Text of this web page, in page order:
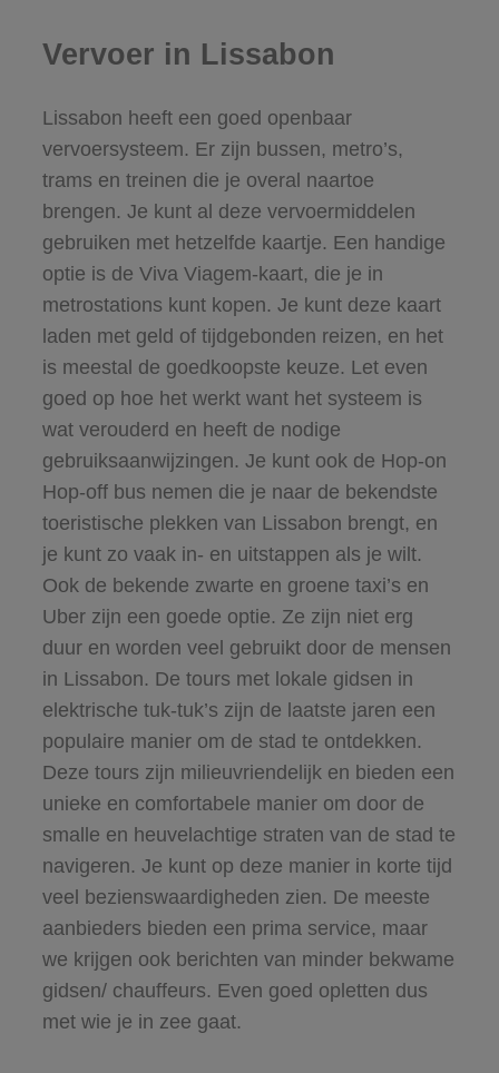
Vervoer in Lissabon
Lissabon heeft een goed openbaar
vervoersysteem. Er zijn bussen, metro’s,
trams en treinen die je overal naartoe
brengen. Je kunt al deze vervoermiddelen
gebruiken met hetzelfde kaartje. Een handige
optie is de Viva Viagem-kaart, die je in
metrostations kunt kopen. Je kunt deze kaart
laden met geld of tijdgebonden reizen, en het
is meestal de goedkoopste keuze. Let even
goed op hoe het werkt want het systeem is
wat verouderd en heeft de nodige
gebruiksaanwijzingen. Je kunt ook de Hop-on
Hop-off bus nemen die je naar de bekendste
toeristische plekken van Lissabon brengt, en
je kunt zo vaak in- en uitstappen als je wilt.
Ook de bekende zwarte en groene taxi’s en
Uber zijn een goede optie. Ze zijn niet erg
duur en worden veel gebruikt door de mensen
in Lissabon. De tours met lokale gidsen in
elektrische tuk-tuk’s zijn de laatste jaren een
populaire manier om de stad te ontdekken.
Deze tours zijn milieuvriendelijk en bieden een
unieke en comfortabele manier om door de
smalle en heuvelachtige straten van de stad te
navigeren. Je kunt op deze manier in korte tijd
veel bezienswaardigheden zien. De meeste
aanbieders bieden een prima service, maar
we krijgen ook berichten van minder bekwame
gidsen/ chauffeurs. Even goed opletten dus
met wie je in zee gaat.